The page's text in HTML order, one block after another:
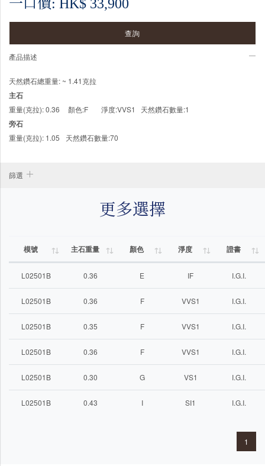
一口價: HK$ 33,900
查詢
產品描述
天然鑽石總重量: ~ 1.41克拉
主石
重量(克拉): 0.36 顏色:F 淨度:VVS1 天然鑽石數量:1
旁石
重量(克拉): 1.05 天然鑽石數量:70
篩選
更多選擇
模號 主石重量 顏色 淨度 證書
L02501B 0.36 E IF I.G.I.
L02501B 0.36 F VVS1 I.G.I.
L02501B 0.35 F VVS1 I.G.I.
L02501B 0.36 F VVS1 I.G.I.
L02501B 0.30 G VS1 I.G.I.
L02501B 0.43 I SI1 I.G.I.
1